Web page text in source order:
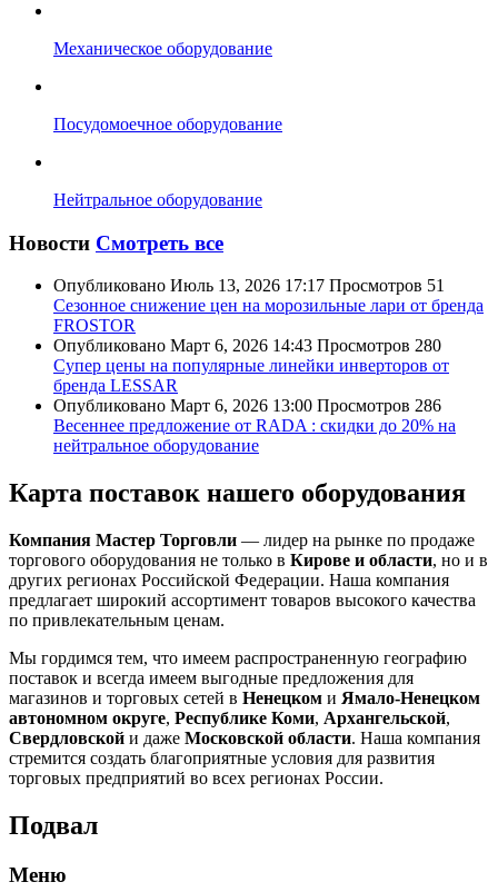
Механическое оборудование
Посудомоечное оборудование
Нейтральное оборудование
Новости Смотреть все
Опубликовано Июль 13, 2026 17:17 Просмотров 51
Сезонное снижение цен на морозильные лари от бренда
FROSTOR
Опубликовано Март 6, 2026 14:43 Просмотров 280
Супер цены на популярные линейки инверторов от
бренда LESSAR
Опубликовано Март 6, 2026 13:00 Просмотров 286
Весеннее предложение от RADA : скидки до 20% на
нейтральное оборудование
Карта поставок нашего оборудования
Компания Мастер Торговли — лидер на рынке по продаже
торгового оборудования не только в Кирове и области, но и в
других регионах Российской Федерации. Наша компания
предлагает широкий ассортимент товаров высокого качества
по привлекательным ценам.
Мы гордимся тем, что имеем распространенную географию
поставок и всегда имеем выгодные предложения для
магазинов и торговых сетей в Ненецком и Ямало-Ненецком
автономном округе, Республике Коми, Архангельской,
Свердловской и даже Московской области. Наша компания
стремится создать благоприятные условия для развития
торговых предприятий во всех регионах России.
Подвал
Меню